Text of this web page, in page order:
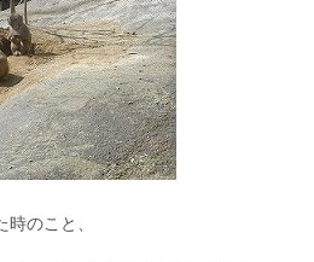
のこと、